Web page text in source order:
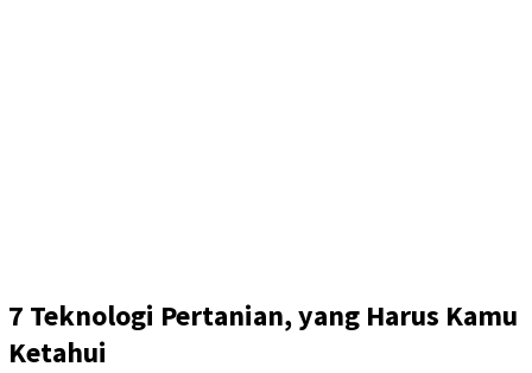
7 Teknologi Pertanian, yang Harus Kamu
Ketahui